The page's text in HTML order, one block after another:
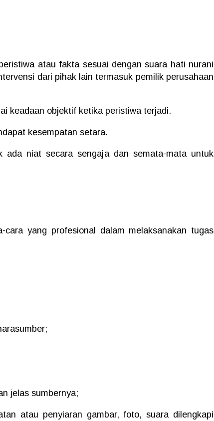
atau fakta sesuai dengan suara hati nurani
dari pihak lain termasuk pemilik perusahaan
keadaan objektif ketika peristiwa terjadi.
kesempatan setara.
ada niat secara sengaja dan semata-mata untuk
cara yang profesional dalam melaksanakan tugas
jelas sumbernya;
atau penyiaran gambar, foto, suara dilengkapi